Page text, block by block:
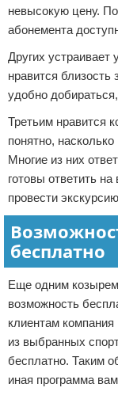
невысокую цену.
абонемента
Других
нравится близость
удобно
Третьим нравится
понятно,
Многие из них
готовы ответить
провести
бесплатно
Еще одним
возможность
клиентам компания
из выбранных
бесплатно. Таким
иная программа